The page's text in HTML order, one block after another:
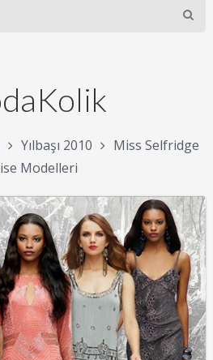
Yılbaşı 2010
Miss Selfridge
Modelleri